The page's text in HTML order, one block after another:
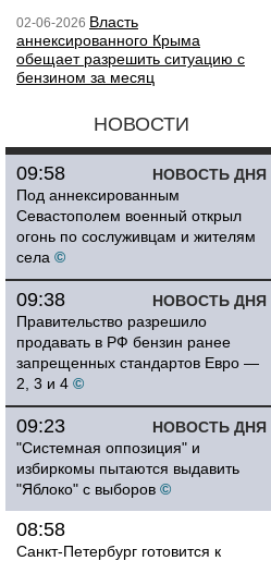
02-06-2026 Власть
аннексированного Крыма
обещает разрешить ситуацию с
бензином за месяц
НОВОСТИ
НОВОСТЬ ДНЯ
09:58
Под аннексированным
Севастополем военный открыл
огонь по сослуживцам и жителям
села ©
НОВОСТЬ ДНЯ
09:38
Правительство разрешило
продавать в РФ бензин ранее
запрещенных стандартов Евро —
2, 3 и 4 ©
НОВОСТЬ ДНЯ
09:23
"Системная оппозиция" и
избиркомы пытаются выдавить
"Яблоко" с выборов ©
08:58
Санкт-Петербург готовится к